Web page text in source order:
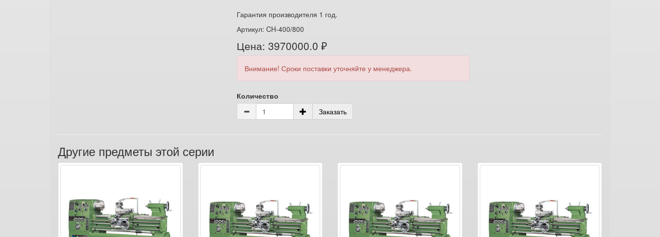
Гарантия производителя 1 год.
Артикул: CH-400/800
Цена: 3970000.0 ₽
Внимание! Сроки поставки уточняйте у менеджера.
Количество
Заказать
Другие предметы этой серии